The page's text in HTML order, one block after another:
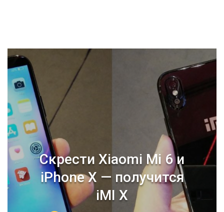
Скрести Xiaomi Mi 6 и
iPhone X — получится
iMI X